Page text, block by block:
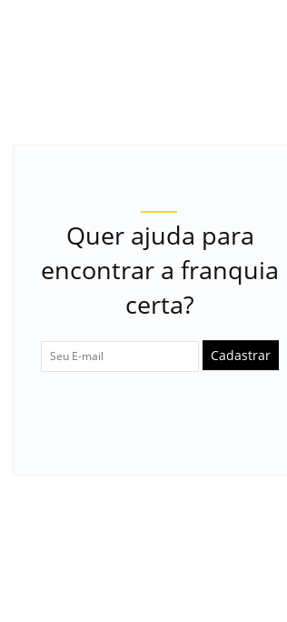
Quer ajuda para
encontrar a franquia
certa?
Cadastrar